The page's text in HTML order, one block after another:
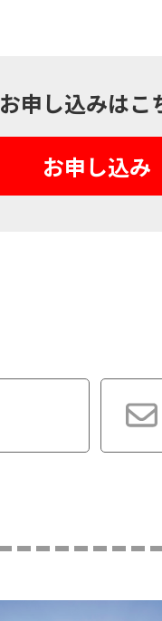
お申し込みはこ
お申し込み